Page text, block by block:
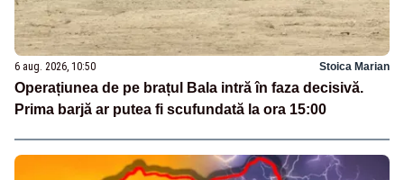
6 aug. 2026, 10:50 Stoica Marian
Operațiunea de pe brațul Bala intră în faza decisivă.
Prima barjă ar putea fi scufundată la ora 15:00